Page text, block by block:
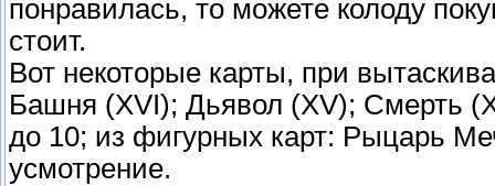
понравилась, то можете колоду
стоит.
Вот некоторые карты, при
Башня (XVI); Дьявол (XV); Смерть
до 10; из фигурных карт: Рыцарь
усмотрение.